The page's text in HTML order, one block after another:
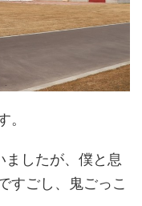
。
したが、僕と息
すごし、鬼ごっこ